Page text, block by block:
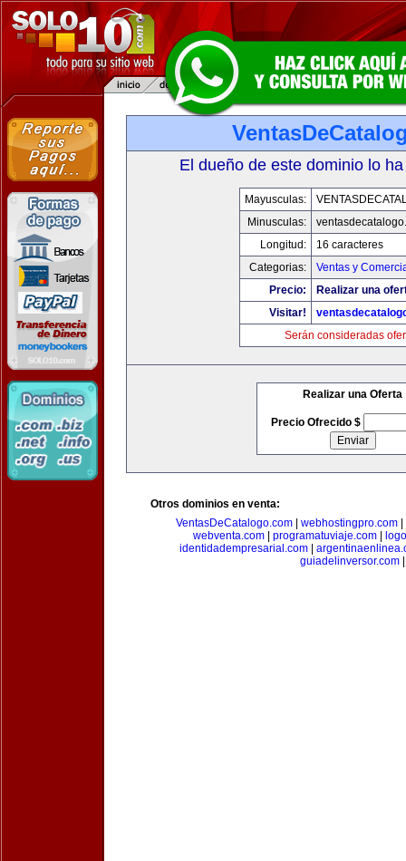
El dueño de este dominio lo
Mayusculas:
Minusculas:
Longitud:
16 caracteres
Categorias:
Ventas y
Precio:
Realizar una
Visitar!
Serán consideradas
Realizar una Oferta
Precio Ofrecido $
Otros dominios en venta:
VentasDeCatalogo.com| webhostingpro.com|
webventa.com
programatuviaje.com
identidadempresarial.com
guiadelinversor.com